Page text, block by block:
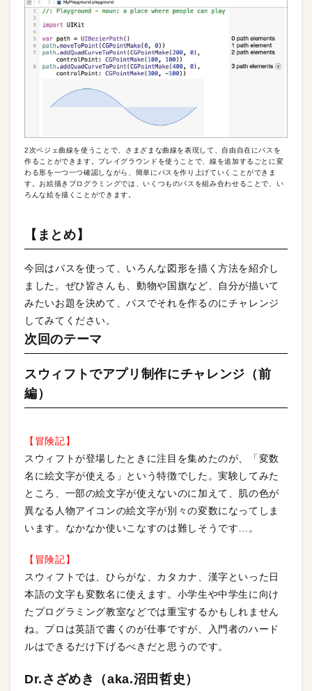
2次ベジェ曲線を使うことで、さまざまな曲線を表現して、自由自在にパスを
作ることができます。プレイグラウンドを使うことで、線を追加するごとに変
わる形を一つ一つ確認しながら、簡単にパスを作り上げていくことができま
す。お絵描きプログラミングでは、いくつものパスを組み合わせることで、い
ろんな絵を描くことができます。
【まとめ】
今回はパスを使って、いろんな図形を描く方法を紹介し
ました。ぜひ皆さんも、動物や国旗など、自分が描いて
みたいお題を決めて、パスでそれを作るのにチャレンジ
してみてください。
次回のテーマ
スウィフトでアプリ制作にチャレンジ（前
編）
【冒険記】
スウィフトが登場したときに注目を集めたのが、「変数
名に絵文字が使える」という特徴でした。実験してみた
ところ、一部の絵文字が使えないのに加えて、肌の色が
異なる人物アイコンの絵文字が別々の変数になってしま
います。なかなか使いこなすのは難しそうです…。
【冒険記】
スウィフトでは、ひらがな、カタカナ、漢字といった日
本語の文字も変数名に使えます。小学生や中学生に向け
たプログラミング教室などでは重宝するかもしれません
ね。プロは英語で書くのが仕事ですが、入門者のハード
ルはできるだけ下げるべきだと思うのです。
Dr.さざめき（aka.沼田哲史）